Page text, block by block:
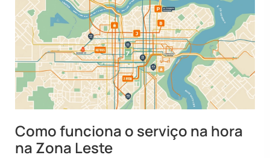
Como funciona o serviço na hora
na Zona Leste